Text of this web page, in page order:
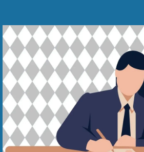
Наши победы
Видео о нас